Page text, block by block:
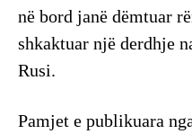
në bord janë dëmtuar
shkaktuar një derdhje
Rusi.
Pamjet e publikuara